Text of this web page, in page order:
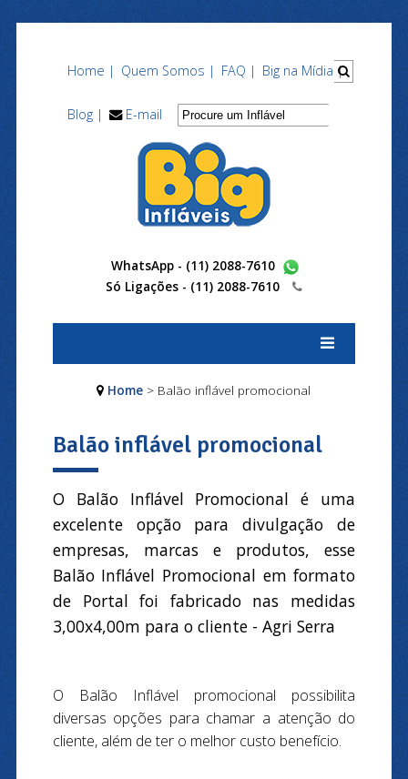
Home | Quem Somos | FAQ | Big na Mídia |
Blog | E-mail
WhatsApp - (11) 2088-7610
Só Ligações - (11) 2088-7610
Home > Balão inflável promocional
Balão inflável promocional
O Balão Inflável Promocional é uma
excelente opção para divulgação de
empresas, marcas e produtos, esse
Balão Inflável Promocional em formato
de Portal foi fabricado nas medidas
3,00x4,00m para o cliente - Agri Serra
O Balão Inflável promocional possibilita
diversas opções para chamar a atenção do
cliente, além de ter o melhor custo benefício.